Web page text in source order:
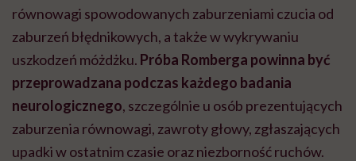
równowagi spowodowanych zaburzeniami czucia od
zaburzeń błędnikowych, a także w wykrywaniu
uszkodzeń móżdżku. Próba Romberga powinna być
przeprowadzana podczas każdego badania
neurologicznego, szczególnie u osób prezentujących
zaburzenia równowagi, zawroty głowy, zgłaszających
upadki w ostatnim czasie oraz niezborność ruchów.